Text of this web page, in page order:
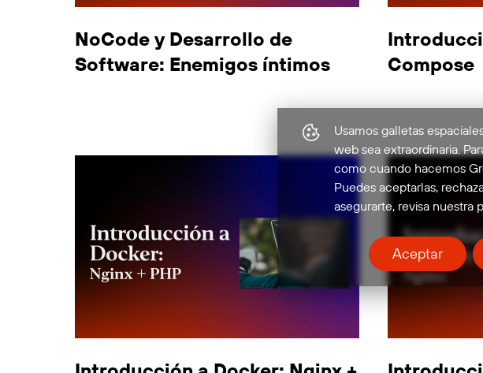
NoCode y Desarrollo de
Software: Enemigos íntimos
Compose
Usamos galletas
web sea extraordinaria.
como cuando hacemos
Puedes aceptarlas,
asegurarte, revisa nuestra
Aceptar